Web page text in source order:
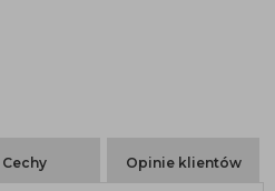
Cechy Opinie klientów